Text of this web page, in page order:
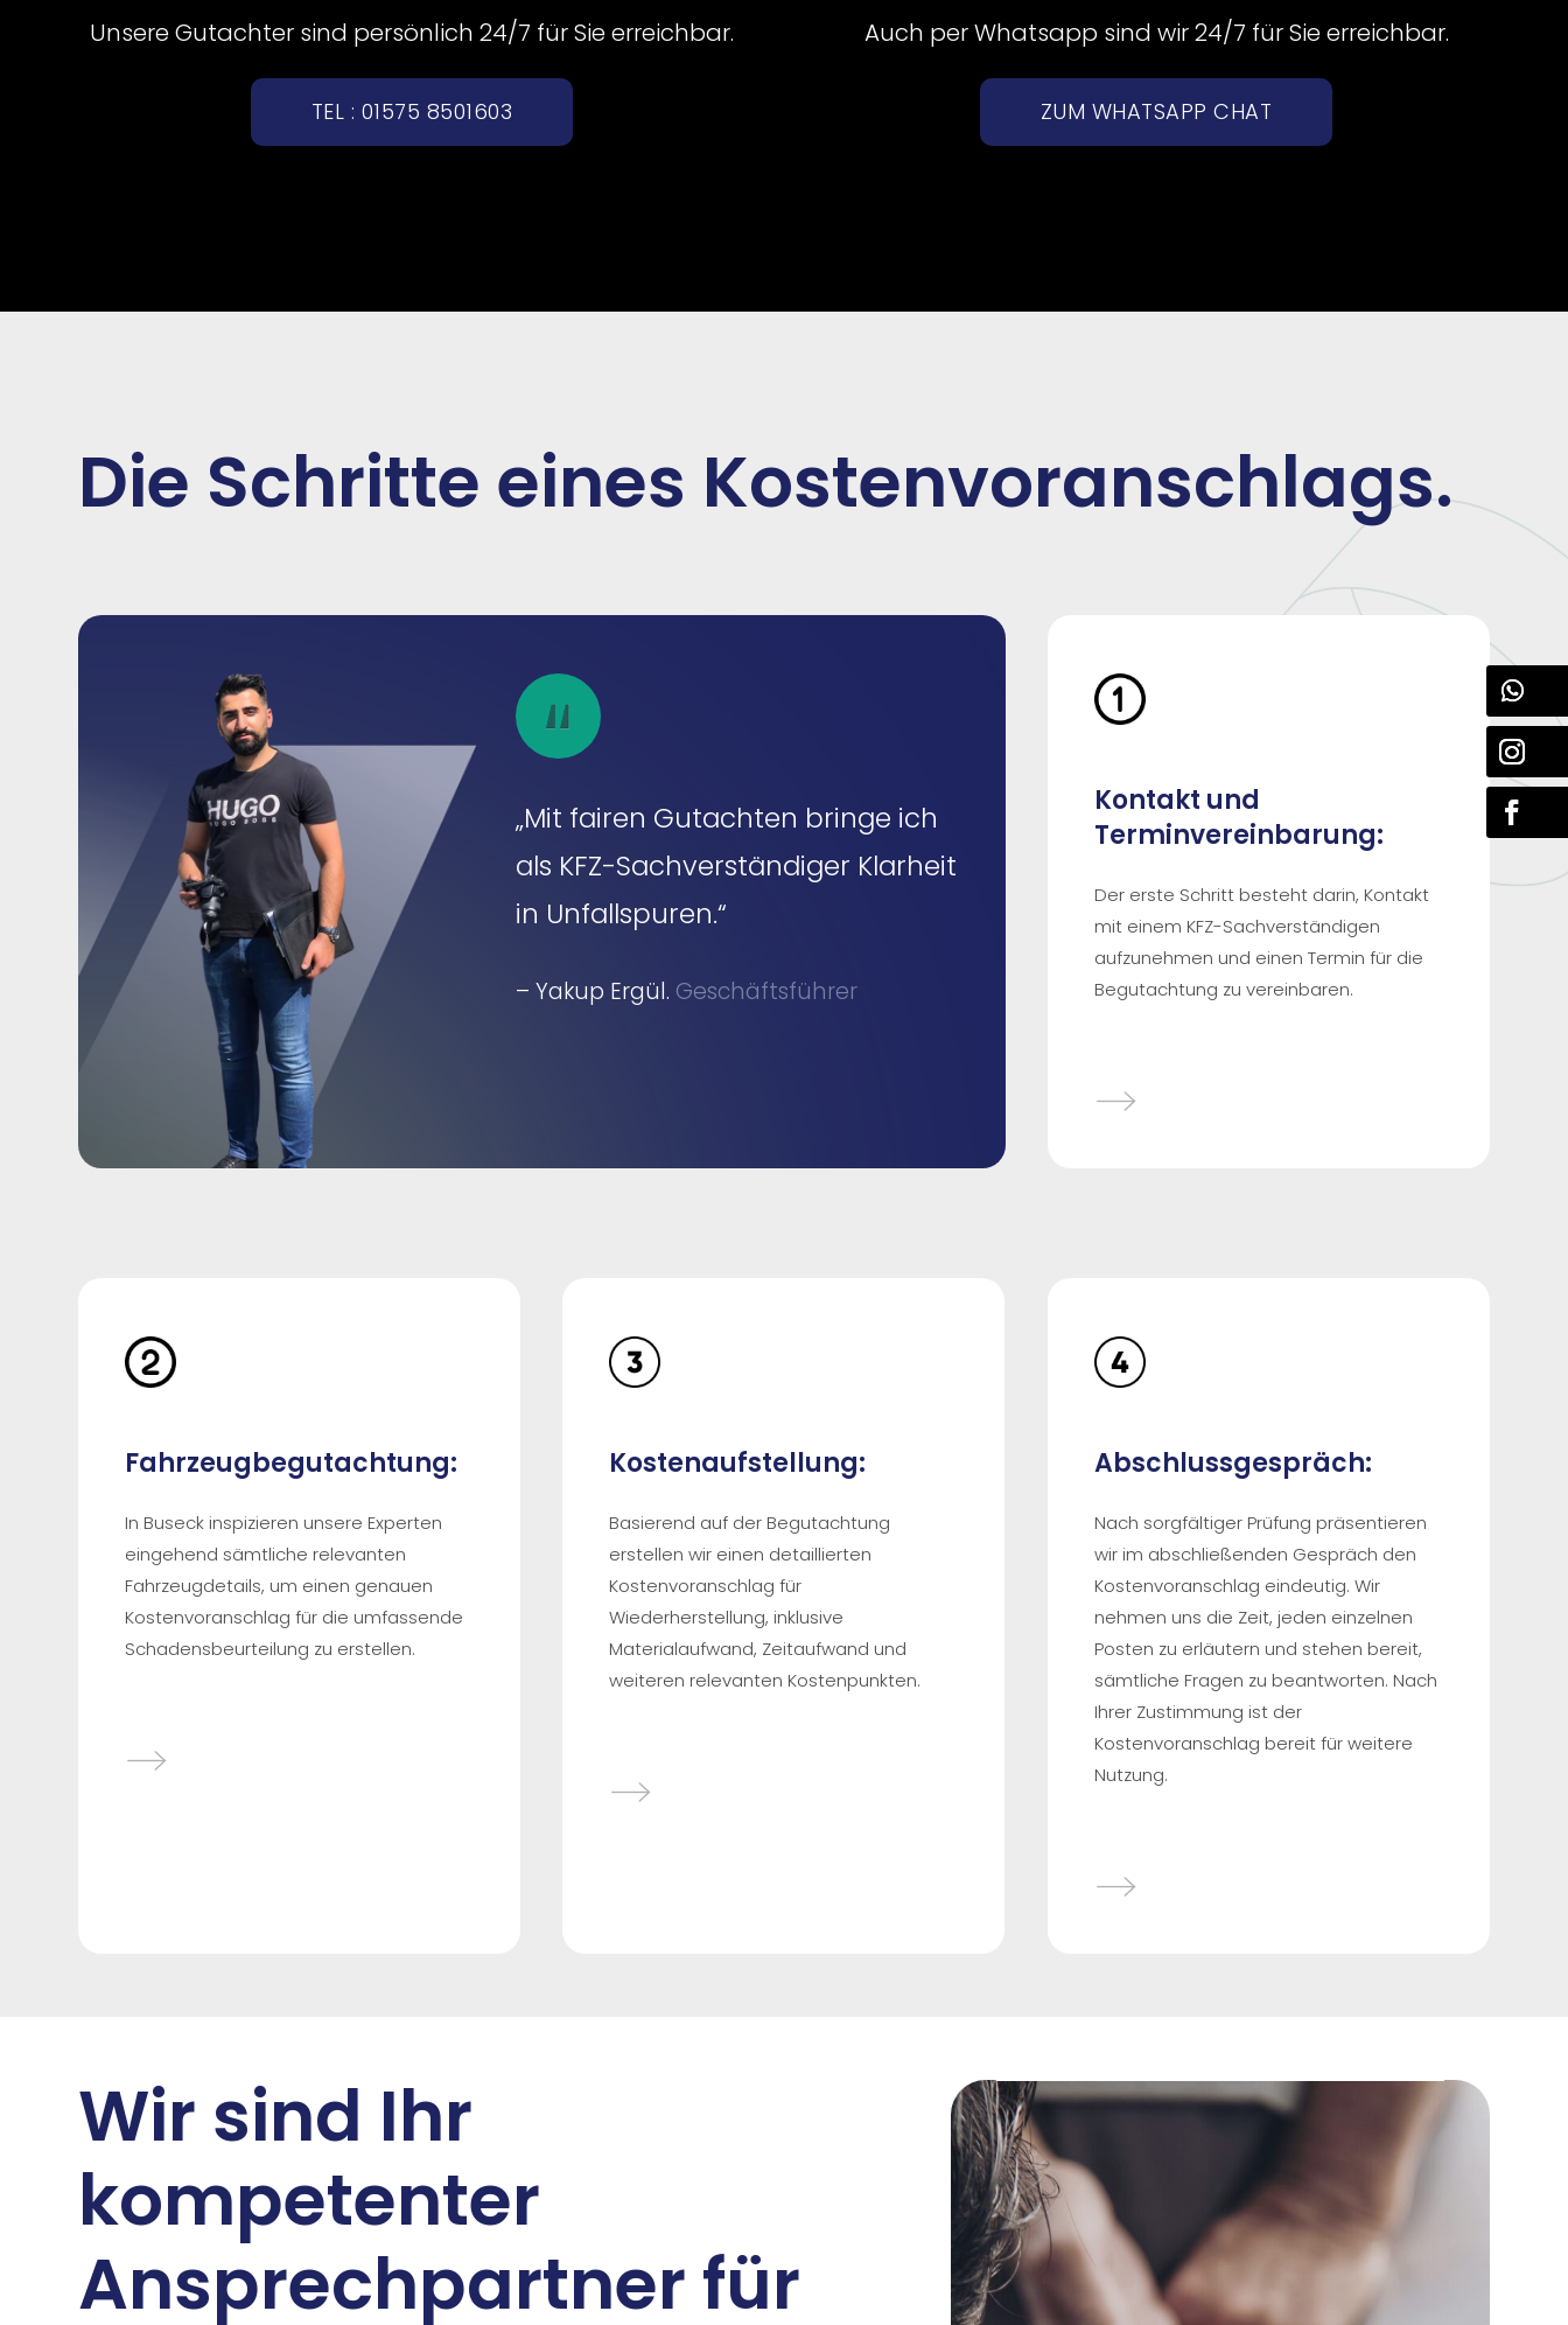
Unsere Gutachter sind persönlich 24/7 für Sie erreichbar.
TEL : 01575 8501603
Auch per Whatsapp sind wir 24/7 für Sie erreichbar.
ZUM WHATSAPP CHAT
Die Schritte eines Kostenvoranschlags.
„Mit fairen Gutachten bringe ich
als KFZ-Sachverständiger Klarheit
in Unfallspuren.“
– Yakup Ergül. Geschäftsführer
Kontakt und
Terminvereinbarung:
Der erste Schritt besteht darin, Kontakt
mit einem KFZ-Sachverständigen
aufzunehmen und einen Termin für die
Begutachtung zu vereinbaren.
Fahrzeugbegutachtung:
In Buseck inspizieren unsere Experten
eingehend sämtliche relevanten
Fahrzeugdetails, um einen genauen
Kostenvoranschlag für die umfassende
Schadensbeurteilung zu erstellen.
Kostenaufstellung:
Basierend auf der Begutachtung
erstellen wir einen detaillierten
Kostenvoranschlag für
Wiederherstellung, inklusive
Materialaufwand, Zeitaufwand und
weiteren relevanten Kostenpunkten.
Abschlussgespräch:
Nach sorgfältiger Prüfung präsentieren
wir im abschließenden Gespräch den
Kostenvoranschlag eindeutig. Wir
nehmen uns die Zeit, jeden einzelnen
Posten zu erläutern und stehen bereit,
sämtliche Fragen zu beantworten. Nach
Ihrer Zustimmung ist der
Kostenvoranschlag bereit für weitere
Nutzung.
Wir sind Ihr
kompetenter
Ansprechpartner für